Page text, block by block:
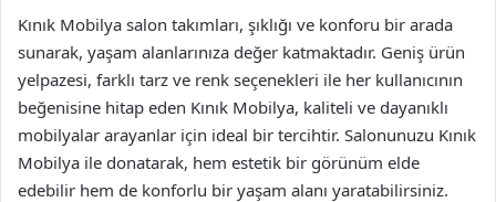
Kınık Mobilya salon takımları, şıklığı ve konforu bir arada
sunarak, yaşam alanlarınıza değer katmaktadır. Geniş ürün
yelpazesi, farklı tarz ve renk seçenekleri ile her kullanıcının
beğenisine hitap eden Kınık Mobilya, kaliteli ve dayanıklı
mobilyalar arayanlar için ideal bir tercihtir. Salonunuzu Kınık
Mobilya ile donatarak, hem estetik bir görünüm elde
edebilir hem de konforlu bir yaşam alanı yaratabilirsiniz.